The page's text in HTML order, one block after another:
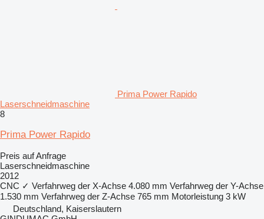
Prima Power Rapido
Laserschneidmaschine
8
Prima Power Rapido
Preis auf Anfrage
Laserschneidmaschine
2012
CNC ✓ Verfahrweg der X-Achse 4.080 mm Verfahrweg der Y-Achse
1.530 mm Verfahrweg der Z-Achse 765 mm Motorleistung 3 kW
Deutschland, Kaiserslautern